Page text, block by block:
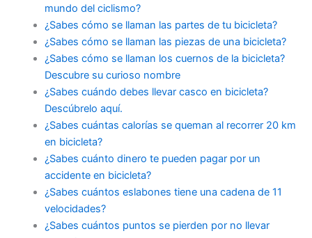
mundo del ciclismo?
¿Sabes cómo se llaman las partes de tu bicicleta?
¿Sabes cómo se llaman las piezas de una bicicleta?
¿Sabes cómo se llaman los cuernos de la bicicleta?
Descubre su curioso nombre
¿Sabes cuándo debes llevar casco en bicicleta?
Descúbrelo aquí.
¿Sabes cuántas calorías se queman al recorrer 20 km
en bicicleta?
¿Sabes cuánto dinero te pueden pagar por un
accidente en bicicleta?
¿Sabes cuántos eslabones tiene una cadena de 11
velocidades?
¿Sabes cuántos puntos se pierden por no llevar